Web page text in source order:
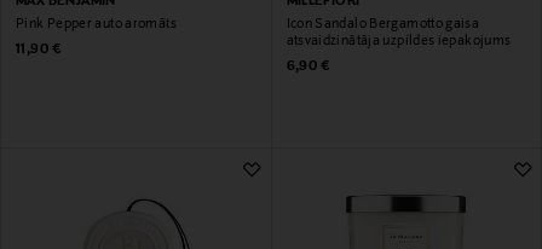
Pink Pepper auto aromāts
Original Price
11,90 €
Icon Sandalo Bergamotto gaisa
atsvaidzinātāja uzpildes iepakojums
Original Price
6,90 €